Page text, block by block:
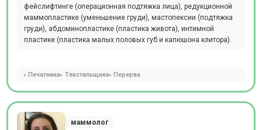
фейслифтинге (операционная подтяжка лица), редукционной
маммопластике (уменьшение груди), мастопексии (подтяжка
груди), абдоминопластике (пластика живота), интимной
пластике (пластика малых половых губ и капюшона клитора).
Печатники Текстильщики Перерва
маммолог